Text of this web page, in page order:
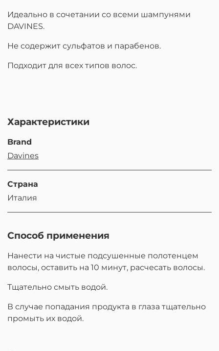
Идеально в сочетании со всеми шампунями
DAVINES.
Не содержит сульфатов и парабенов.
Подходит для всех типов волос.
Характеристики
Brand
Davines
Страна
Италия
Способ применения
Нанести на чистые подсушенные полотенцем
волосы, оставить на 10 минут, расчесать волосы.
Тщательно смыть водой.
В случае попадания продукта в глаза тщательно
промыть их водой.